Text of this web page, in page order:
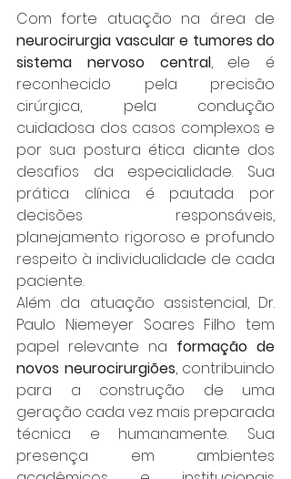
neurocirurgia vascular e tumores do
sistema nervoso central, ele é
reconhecido pela precisão
cirúrgica, pela condução
cuidadosa dos casos complexos e
por sua postura ética diante dos
desafios da especialidade. Sua
prática clínica é pautada por
decisões responsáveis,
planejamento rigoroso e profundo
respeito à individualidade de cada
paciente.
Além da atuação assistencial, Dr.
Paulo Niemeyer Soares Filho tem
papel relevante na formação de
novos neurocirurgiões, contribuindo
para a construção de uma
geração cada vez mais preparada
técnica e humanamente. Sua
presença em ambientes